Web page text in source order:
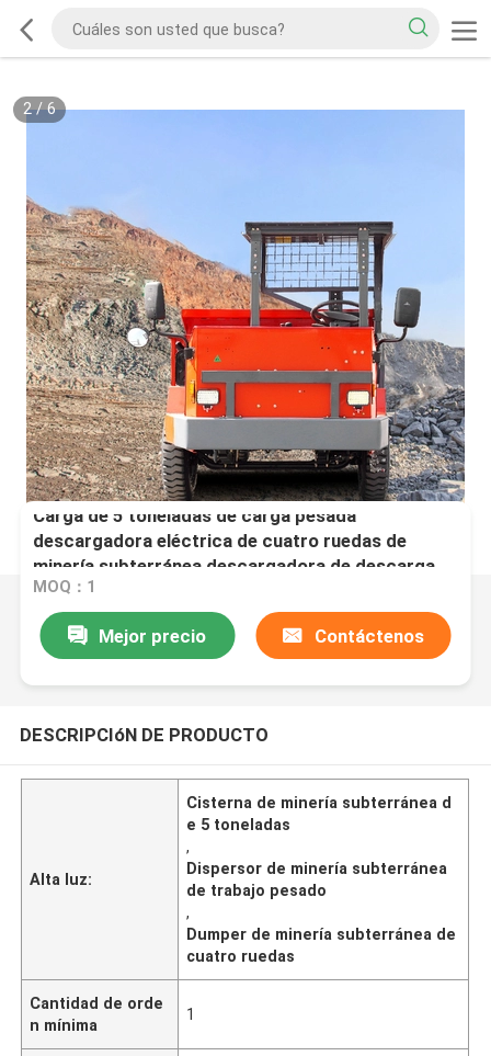
2/6
Carga de 5 toneladas de carga pesada
descargadora eléctrica de cuatro ruedas de
minería subterránea descargadora de descarga
MOQ：1
Mejor precio Contáctenos
DESCRIPCIóN DE PRODUCTO
Alta luz:
Cisterna de minería subterránea d
e 5 toneladas
,
Dispersor de minería subterránea
de trabajo pesado
,
Dumper de minería subterránea de
cuatro ruedas
Cantidad de orde
n mínima
1